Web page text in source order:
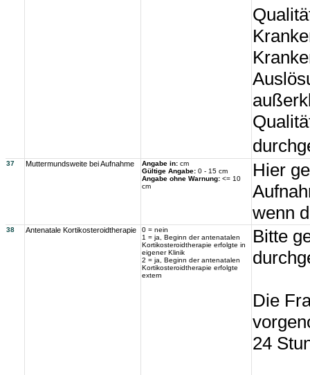
37 Muttermundsweite bei Aufnahme Angabe in: cm
Gültige Angabe: 0 - 15 cm
Angabe ohne Warnung: <= 10
cm
Hier
wenn
38 Antenatale Kortikosteroidtherapie
0 = nein
1 = ja, Beginn der antenatalen
Kortikosteroidtherapie erfolgte in
eigener Klinik
2 = ja, Beginn der antenatalen
Kortikosteroidtherapie erfolgte
extern
Bitte
Die
24